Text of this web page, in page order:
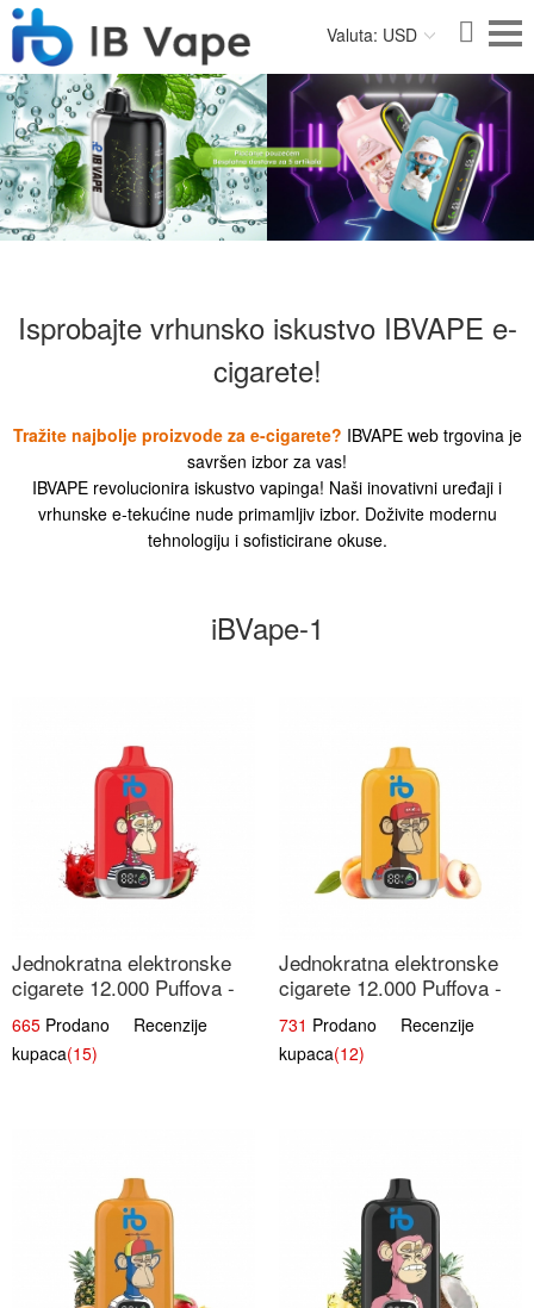
Valuta: USD
Isprobajte vrhunsko iskustvo IBVAPE e-
cigarete!
Tražite najbolje proizvode za e-cigarete? IBVAPE web trgovina je
savršen izbor za vas!
IBVAPE revolucionira iskustvo vapinga! Naši inovativni uređaji i
vrhunske e-tekućine nude primamljiv izbor. Doživite modernu
tehnologiju i sofisticirane okuse.
iBVape-1
Jednokratna elektronske
cigarete 12.000 Puffova -
Lubenica Sladoled | Ljetna
Desertna Aroma
665 Prodano Recenzije
kupaca(15)
Jednokratna elektronske
cigarete 12.000 Puffova -
Breskva i Voćni Sok |
Osježavajuća Voćna
Mješavina
731 Prodano Recenzije
kupaca(12)